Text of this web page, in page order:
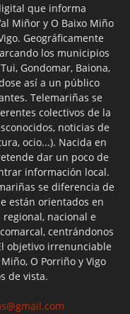
que informa
Miñor y O Baixo Miño
Geográficamente
los municipios
Gondomar, Baiona,
así a un público
Telemariñas se
colectivos de la
noticias de
ocio...). Nacida en
dar un poco de
información local.
se diferencia de
están orientados en
nacional e
centrándonos
objetivo irrenunciable
O Porriño y Vigo
de vista.